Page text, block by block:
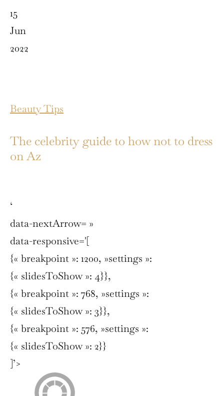
15
Jun
2022
Beauty Tips
The celebrity guide to how not to dress
on Az
‘
data-nextArrow= »
data-responsive='[
{« breakpoint »: 1200, »settings »:
{« slidesToShow »: 4}},
{« breakpoint »: 768, »settings »:
{« slidesToShow »: 3}},
{« breakpoint »: 576, »settings »:
{« slidesToShow »: 2}}
]’>